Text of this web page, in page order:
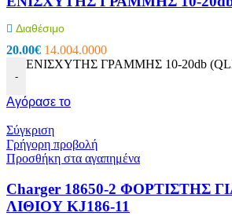
Διαθέσιμο
20.00€ 14.004.0000
-
ΕΝΙΣΧΥΤΗΣ ΓΡΑΜΜΗΣ 10-20db
Αγόρασε το
Σύγκριση
Γρήγορη προβολή
Προσθήκη στα αγαπημένα
Charger 18650-2 ΦΟΡΤΙΣΤΗΣ
ΛΙΘΙΟΥ KJ186-11